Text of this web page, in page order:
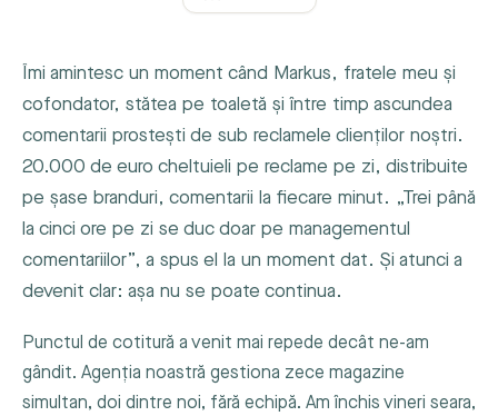
Îmi amintesc un moment când Markus, fratele meu și
cofondator, stătea pe toaletă și între timp ascundea
comentarii prostești de sub reclamele clienților noștri.
20.000 de euro cheltuieli pe reclame pe zi, distribuite
pe șase branduri, comentarii la fiecare minut. „Trei până
la cinci ore pe zi se duc doar pe managementul
comentariilor”, a spus el la un moment dat. Și atunci a
devenit clar: așa nu se poate continua.
Punctul de cotitură a venit mai repede decât ne-am
gândit. Agenția noastră gestiona zece magazine
simultan, doi dintre noi, fără echipă. Am închis vineri seara,